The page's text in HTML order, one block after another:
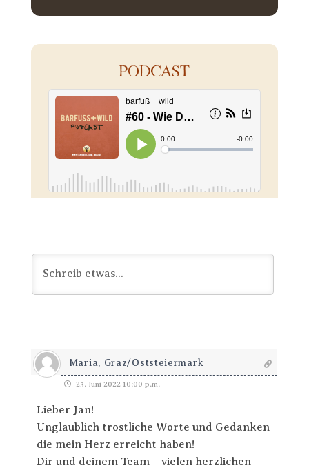
PODCAST
Maria, Graz/Oststeiermark
23. Juni 2022 10:00 p.m.
Lieber Jan!
Unglaublich trostliche Worte und Gedanken
die mein Herz erreicht haben!
Dir und deinem Team – vielen herzlichen